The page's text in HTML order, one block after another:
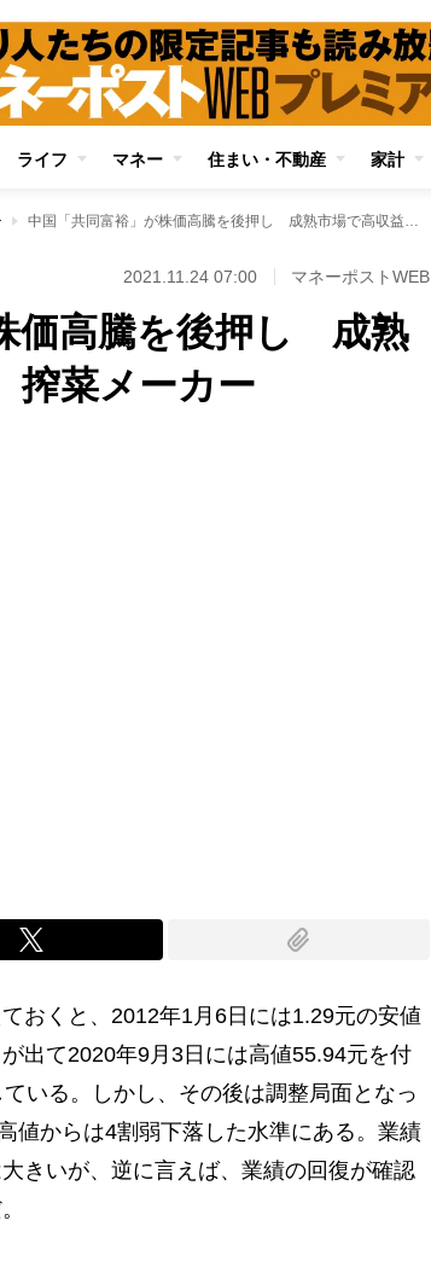
ライフ マネー 住まい・不動産 家計
中国「共同富裕」が株価高騰を後押し 成熟市場で高収益の白酒、搾菜メーカー
2021.11.24 07:00 マネーポストWEB
価高騰を後押し 成熟
搾菜メーカー
おくと、2012年1月6日には1.29元の安値
出て2020年9月3日には高値55.94元を付
いる。しかし、その後は調整局面となっ
値からは4割弱下落した水準にある。業績
きいが、逆に言えば、業績の回復が確認